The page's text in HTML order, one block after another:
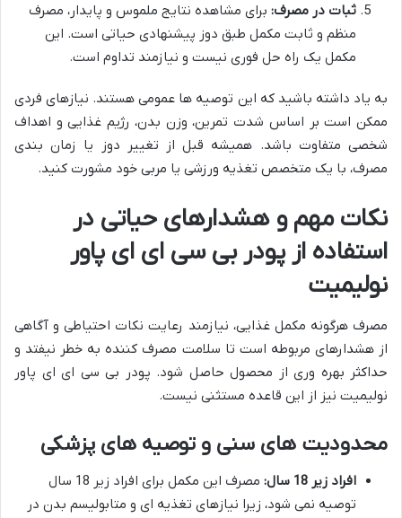
ثبات در مصرف: برای مشاهده نتایج ملموس و پایدار، مصرف
منظم و ثابت مکمل طبق دوز پیشنهادی حیاتی است. این
مکمل یک راه حل فوری نیست و نیازمند تداوم است.
به یاد داشته باشید که این توصیه ها عمومی هستند. نیازهای فردی
ممکن است بر اساس شدت تمرین، وزن بدن، رژیم غذایی و اهداف
شخصی متفاوت باشد. همیشه قبل از تغییر دوز یا زمان بندی
مصرف، با یک متخصص تغذیه ورزشی یا مربی خود مشورت کنید.
نکات مهم و هشدارهای حیاتی در
استفاده از پودر بی سی ای ای پاور
نولیمیت
مصرف هرگونه مکمل غذایی، نیازمند رعایت نکات احتیاطی و آگاهی
از هشدارهای مربوطه است تا سلامت مصرف کننده به خطر نیفتد و
حداکثر بهره وری از محصول حاصل شود. پودر بی سی ای ای پاور
نولیمیت نیز از این قاعده مستثنی نیست.
محدودیت های سنی و توصیه های پزشکی
افراد زیر 18 سال:
مصرف این مکمل برای افراد زیر 18 سال
توصیه نمی شود، زیرا نیازهای تغذیه ای و متابولیسم بدن در